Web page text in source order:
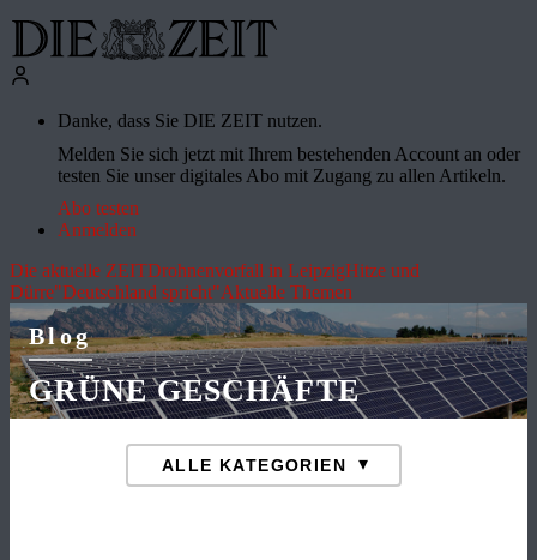
Danke, dass Sie DIE ZEIT nutzen.
Melden Sie sich jetzt mit Ihrem bestehenden Account an oder
testen Sie unser digitales Abo mit Zugang zu allen Artikeln.
Abo testen
Anmelden
Die aktuelle ZEITDrohnenvorfall in LeipzigHitze und
Dürre"Deutschland spricht"Aktuelle Themen
Blog
GRÜNE GESCHÄFTE